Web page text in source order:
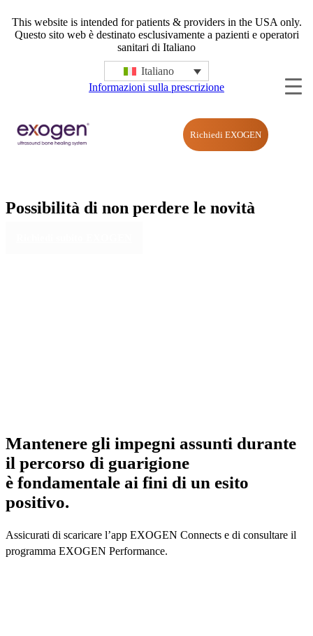
This website is intended for patients & providers in the USA only.
Questo sito web è destinato esclusivamente a pazienti e operatori
sanitari di Italiano
Italiano
Informazioni sulla prescrizione
Richiedi EXOGEN
Possibilità di non perdere le novità
Mantenere gli impegni assunti durante
il percorso di guarigione
è fondamentale ai fini di un esito
positivo.
Assicurati di scaricare l’app EXOGEN Connects e di consultare il
programma EXOGEN Performance.